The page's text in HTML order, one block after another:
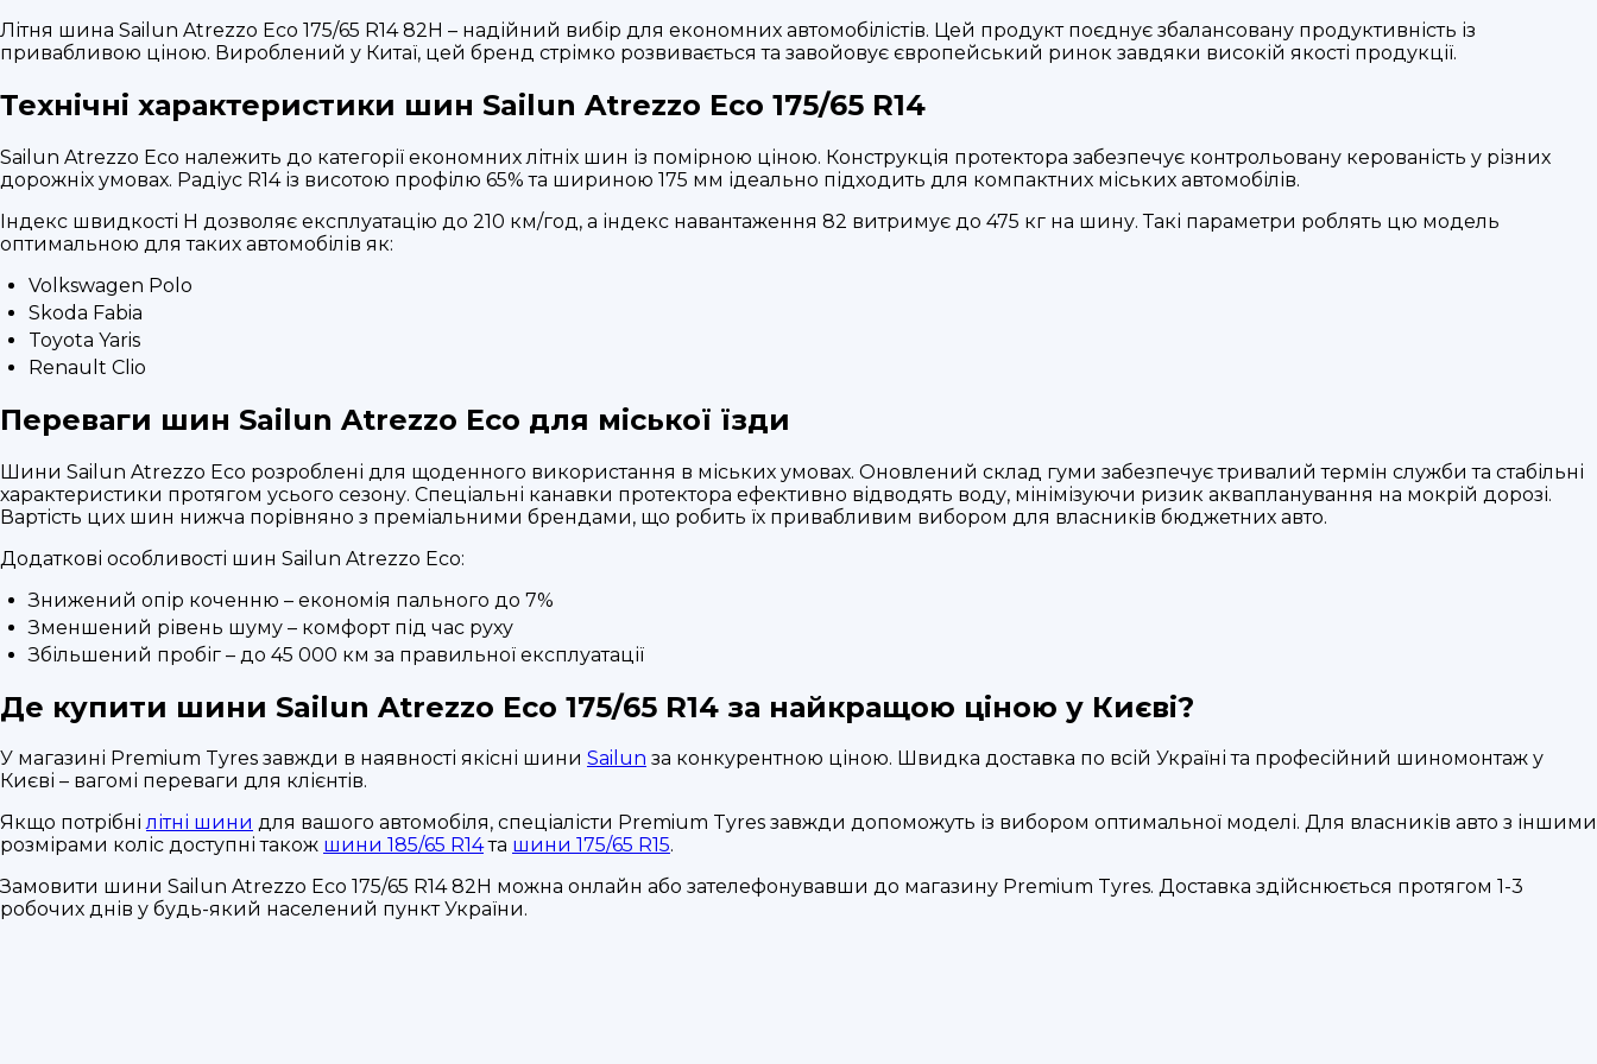
Літня шина Sailun Atrezzo Eco 175/65 R14 82H – надійний вибір для економних автомобілістів. Цей продукт поєднує збалансовану продуктивність із
привабливою ціною. Вироблений у Китаї, цей бренд стрімко розвивається та завойовує європейський ринок завдяки високій якості продукції.
Технічні характеристики шин Sailun Atrezzo Eco 175/65 R14
Sailun Atrezzo Eco належить до категорії економних літніх шин із помірною ціною. Конструкція протектора забезпечує контрольовану керованість у різних
дорожніх умовах. Радіус R14 із висотою профілю 65% та шириною 175 мм ідеально підходить для компактних міських автомобілів.
Індекс швидкості H дозволяє експлуатацію до 210 км/год, а індекс навантаження 82 витримує до 475 кг на шину. Такі параметри роблять цю модель
оптимальною для таких автомобілів як:
Volkswagen Polo
Skoda Fabia
Toyota Yaris
Renault Clio
Переваги шин Sailun Atrezzo Eco для міської їзди
Шини Sailun Atrezzo Eco розроблені для щоденного використання в міських умовах. Оновлений склад гуми забезпечує тривалий термін служби та стабільні
характеристики протягом усього сезону. Спеціальні канавки протектора ефективно відводять воду, мінімізуючи ризик аквапланування на мокрій дорозі.
Вартість цих шин нижча порівняно з преміальними брендами, що робить їх привабливим вибором для власників бюджетних авто.
Додаткові особливості шин Sailun Atrezzo Eco:
Знижений опір коченню – економія пального до 7%
Зменшений рівень шуму – комфорт під час руху
Збільшений пробіг – до 45 000 км за правильної експлуатації
Де купити шини Sailun Atrezzo Eco 175/65 R14 за найкращою ціною у Києві?
У магазині Premium Tyres завжди в наявності якісні шини Sailun за конкурентною ціною. Швидка доставка по всій Україні та професійний шиномонтаж у
Києві – вагомі переваги для клієнтів.
Якщо потрібнілітні шини для вашого автомобіля, спеціалісти Premium Tyres завжди допоможуть із вибором оптимальної моделі. Для власників авто з іншими
розмірами коліс доступні також шини 185/65 R14та шини 175/65 R15.
Замовити шини Sailun Atrezzo Eco 175/65 R14 82H можна онлайн або зателефонувавши до магазину Premium Tyres. Доставка здійснюється протягом 1-3
робочих днів у будь-який населений пункт України.